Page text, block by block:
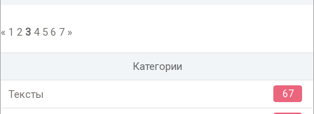
« 1 2 3 4 5 6 7 »
Категории
Тексты 67